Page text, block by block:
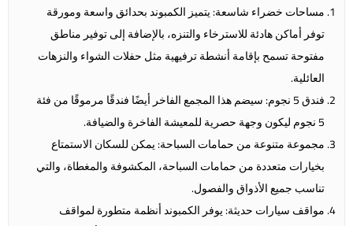
مساحات خضراء شاسعة: يتميز الكمبوند بحدائق واسعة ومورقة
توفر أماكن هادئة للاسترخاء والتنزه، بالإضافة إلى توفير مناطق
مفتوحة تسمح بإقامة أنشطة ترفيهية مثل حفلات الشواء والنزهات
العائلية.
فندق 5 نجوم: سيضم هذا المجمع الفاخر أيضًا فندقًا مرموقًا من فئة
5 نجوم ليكون وجهة حصرية للمعيشة الفاخرة والضيافة.
مجموعة متنوعة من حمامات السباحة: يمكن للسكان الاستمتاع
بخيارات متعددة من حمامات السباحة، المكشوفة والمغطاة، والتي
تناسب جميع الأذواق والفصول.
مواقف سيارات حديثة: يوفر الكمبوند أنظمة متطورة لمواقف